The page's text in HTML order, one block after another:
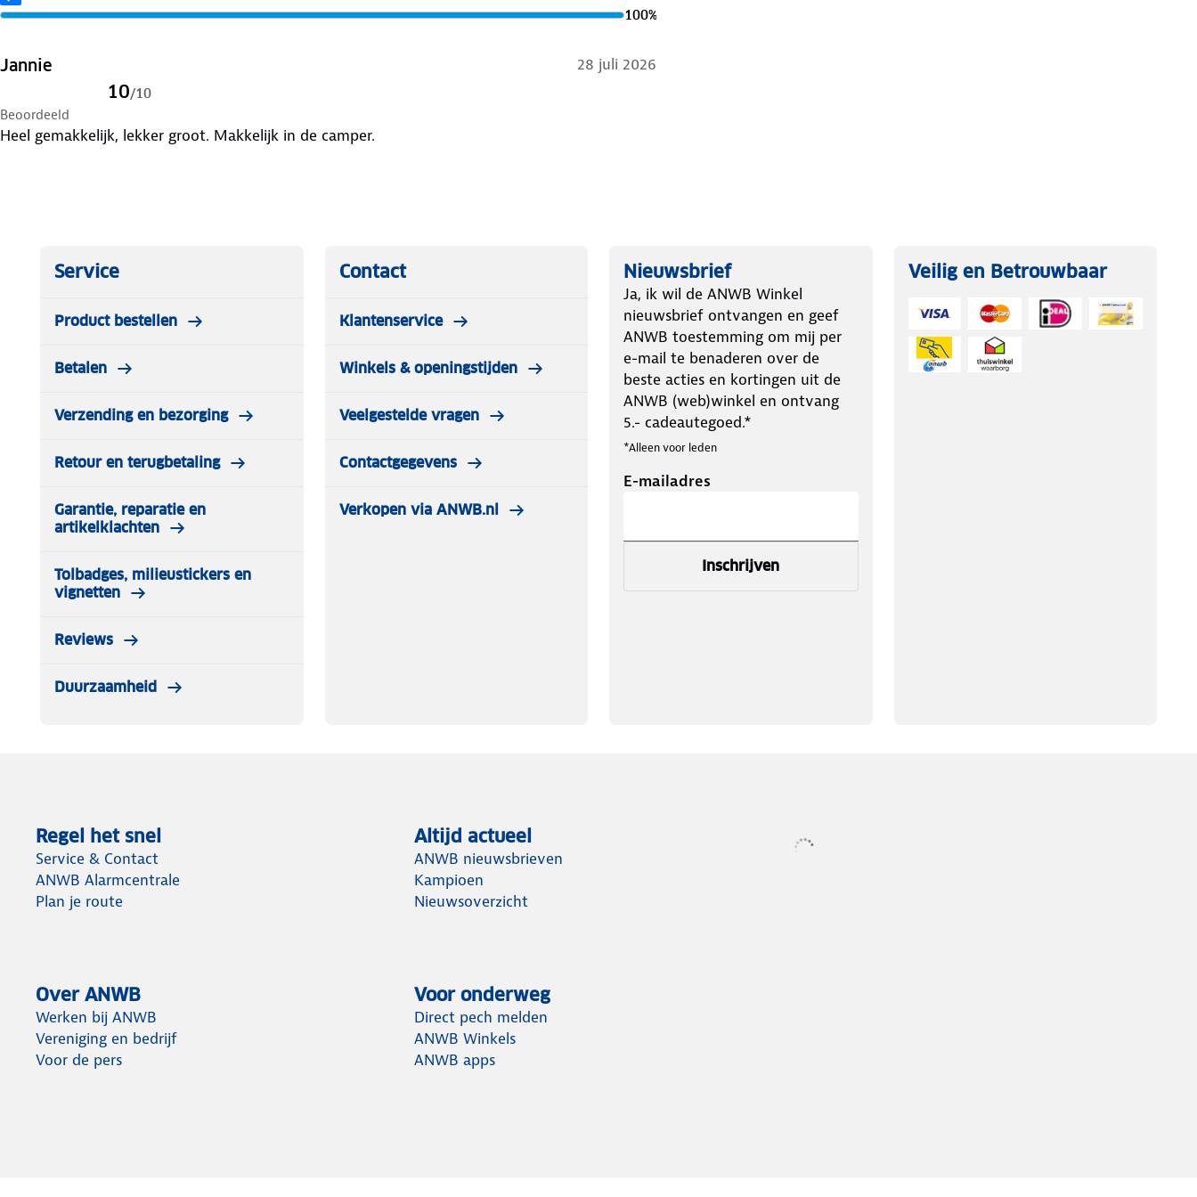
Afmeting: 21 x 16 x 21 cm (lxbxh)
Gewicht: 720 gram
Inhoud: 1,5 liter
Vermogen: 230 V, 800/900 W
100%
Jannie 28 juli 2026
10/10
Beoordeeld
Heel gemakkelijk, lekker groot. Makkelijk in de camper.
Service
Product bestellen
Betalen
Verzending en bezorging
Retour en terugbetaling
Garantie, reparatie en
artikelklachten
Tolbadges, milieustickers en
vignetten
Reviews
Duurzaamheid
Contact
Klantenservice
Winkels & openingstijden
Veelgestelde vragen
Contactgegevens
Verkopen via ANWB.nl
Nieuwsbrief
Ja, ik wil de ANWB Winkel
nieuwsbrief ontvangen en geef
ANWB toestemming om mij per
e-mail te benaderen over de
beste acties en kortingen uit de
ANWB (web)winkel en ontvang
5.- cadeautegoed.*
*Alleen voor leden
E-mailadres
Inschrijven
Veilig en Betrouwbaar
Regel het snel
Service & Contact
ANWB Alarmcentrale
Plan je route
Altijd actueel
ANWB nieuwsbrieven
Kampioen
Nieuwsoverzicht
Over ANWB
Werken bij ANWB
Vereniging en bedrijf
Voor de pers
Voor onderweg
Direct pech melden
ANWB Winkels
ANWB apps